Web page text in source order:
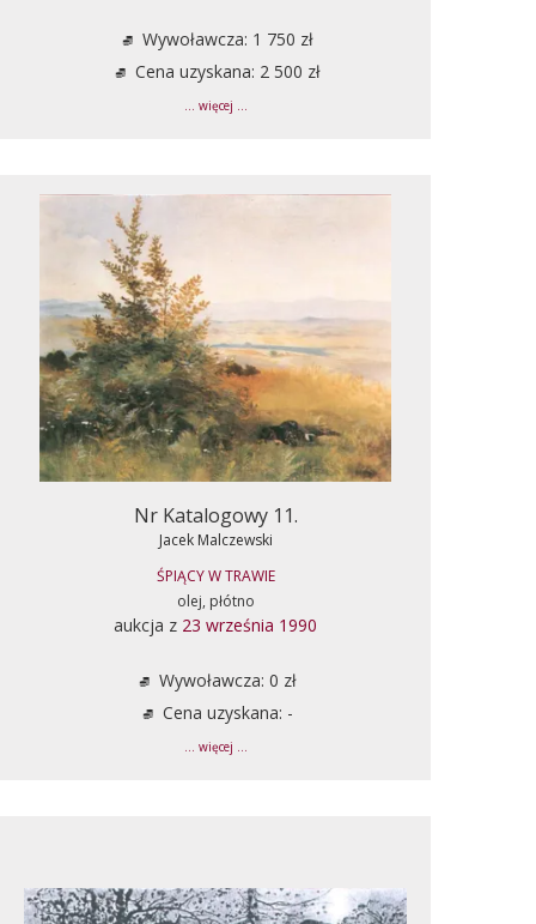
Wywoławcza: 1 750 zł
Cena uzyskana: 2 500 zł
... więcej ...
Nr Katalogowy 11.
Jacek Malczewski
ŚPIĄCY W TRAWIE
olej, płótno
aukcja z 23 września 1990
Wywoławcza: 0 zł
Cena uzyskana: -
... więcej ...